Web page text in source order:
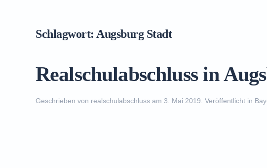
Schlagwort: Augsburg Stadt
Realschulabschluss in
Geschrieben von realschulabschluss am 3. Mai 2019 . Veröffentlicht in